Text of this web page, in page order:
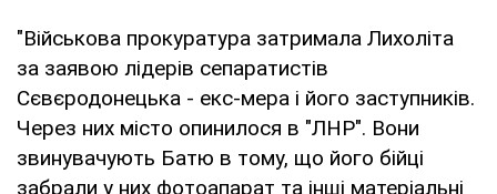
"Військова прокуратура затримала Лихоліта
за заявою лідерів сепаратистів
Сєвєродонецька - екс-мера і його заступників.
Через них місто опинилося в "ЛНР". Вони
звинувачують Батю в тому, що його бійці
забрали у них фотоапарат та інші матеріальні